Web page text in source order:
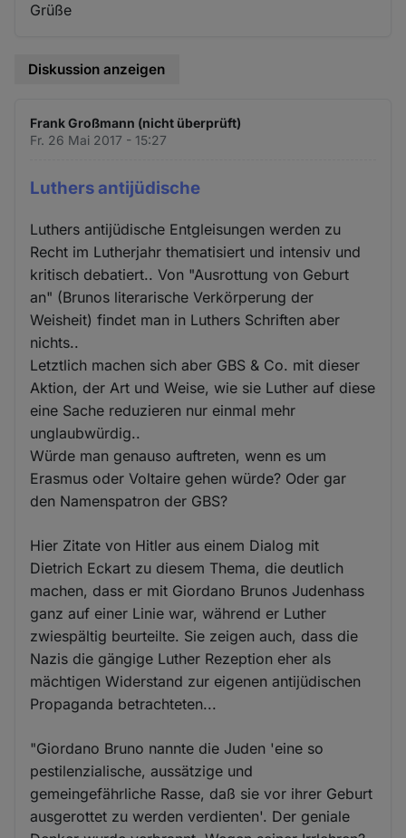
Grüße
Diskussion anzeigen
Frank Großmann (nicht überprüft)
Fr. 26 Mai 2017 - 15:27
Luthers antijüdische
Luthers antijüdische Entgleisungen werden zu
Recht im Lutherjahr thematisiert und intensiv und
kritisch debatiert.. Von "Ausrottung von Geburt
an" (Brunos literarische Verkörperung der
Weisheit) findet man in Luthers Schriften aber
nichts..
Letztlich machen sich aber GBS & Co. mit dieser
Aktion, der Art und Weise, wie sie Luther auf diese
eine Sache reduzieren nur einmal mehr
unglaubwürdig..
Würde man genauso auftreten, wenn es um
Erasmus oder Voltaire gehen würde? Oder gar
den Namenspatron der GBS?
Hier Zitate von Hitler aus einem Dialog mit
Dietrich Eckart zu diesem Thema, die deutlich
machen, dass er mit Giordano Brunos Judenhass
ganz auf einer Linie war, während er Luther
zwiespältig beurteilte. Sie zeigen auch, dass die
Nazis die gängige Luther Rezeption eher als
mächtigen Widerstand zur eigenen antijüdischen
Propaganda betrachteten...
"Giordano Bruno nannte die Juden 'eine so
pestilenzialische, aussätzige und
gemeingefährliche Rasse, daß sie vor ihrer Geburt
ausgerottet zu werden verdienten'. Der geniale